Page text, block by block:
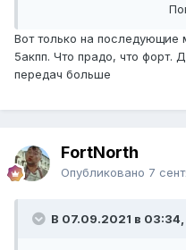
наш двс с небольшими
акпп буде чаще
уаз и в горку влетал на
стабильно переходит на
Вот только на
5акпп. Что прадо, что форт.
передач больше
FоrtNorth
Опубликовано 7
В 07.09.2021 в 03:34,